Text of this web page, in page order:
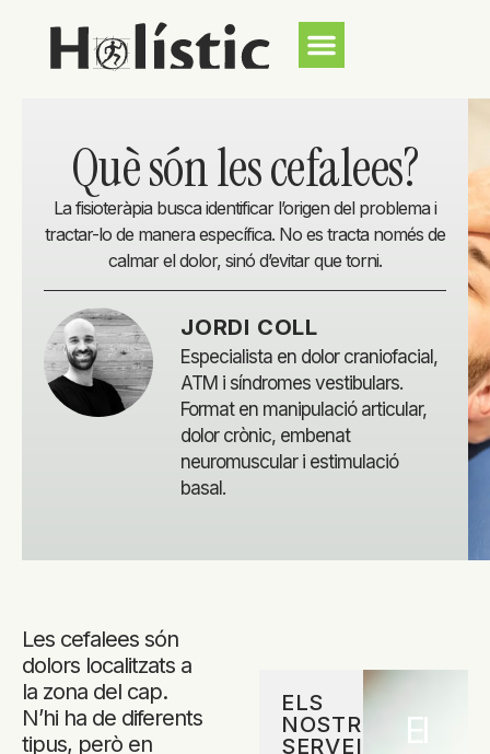
Què són les cefalees?
La fisioteràpia busca identificar l’origen del problema i
tractar-lo de manera específica. No es tracta només de
calmar el dolor, sinó d’evitar que torni.
JORDI COLL
Especialista en dolor craniofacial,
ATM i síndromes vestibulars.
Format en manipulació articular,
dolor crònic, embenat
neuromuscular i estimulació
basal.
Les cefalees són
dolors localitzats a
la zona del cap.
N’hi ha de diferents
tipus, però en
ELS
NOSTRES
SERVEIS
El